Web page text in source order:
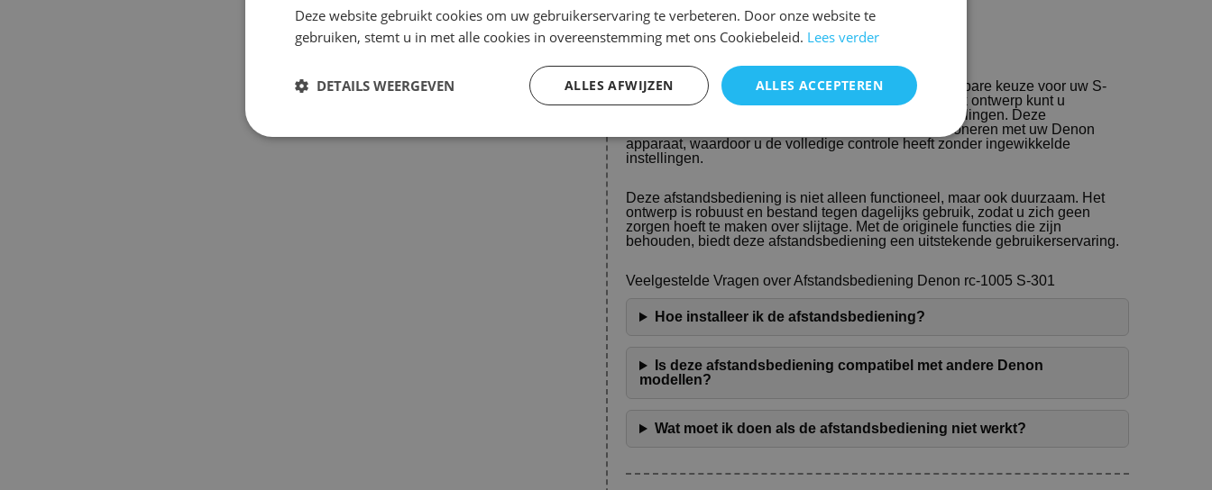
De Denon rc-1005 afstandsbediening is een betrouwbare keuze voor uw S-
301 model. Met een eenvoudig en gebruiksvriendelijk ontwerp kunt u
moeiteloos navigeren door uw afspeellijsten en instellingen. Deze
afstandsbediening is ontworpen om perfect te functioneren met uw Denon
apparaat, waardoor u de volledige controle heeft zonder ingewikkelde
instellingen.
Deze afstandsbediening is niet alleen functioneel, maar ook duurzaam. Het
ontwerp is robuust en bestand tegen dagelijks gebruik, zodat u zich geen
zorgen hoeft te maken over slijtage. Met de originele functies die zijn
behouden, biedt deze afstandsbediening een uitstekende gebruikerservaring.
Veelgestelde Vragen over Afstandsbediening Denon rc-1005 S-301
Hoe installeer ik de afstandsbediening?
Is deze afstandsbediening compatibel met andere Denon
modellen?
Wat moet ik doen als de afstandsbediening niet werkt?
Deze website gebruikt cookies om uw gebruikerservaring te verbeteren. Door onze website te
gebruiken, stemt u in met alle cookies in overeenstemming met ons Cookiebeleid. Lees verder
ALLES ACCEPTEREN
ALLES AFWIJZEN
DETAILS WEERGEVEN